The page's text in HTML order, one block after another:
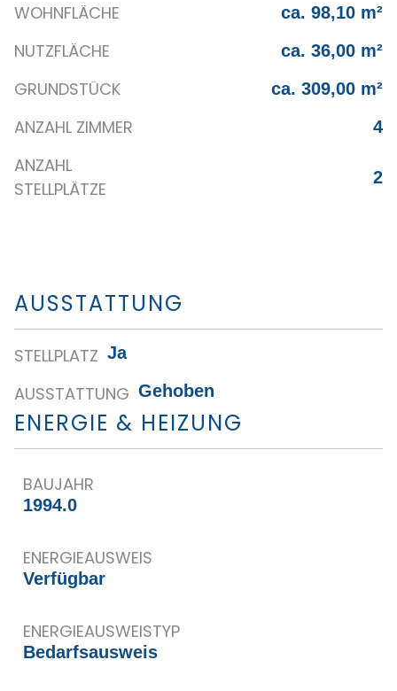
WOHNFLÄCHE ca. 98,10 m²
NUTZFLÄCHE ca. 36,00 m²
GRUNDSTÜCK ca. 309,00 m²
ANZAHL ZIMMER 4
ANZAHL
STELLPLÄTZE
2
AUSSTATTUNG
STELLPLATZ Ja
AUSSTATTUNG Gehoben
ENERGIE & HEIZUNG
BAUJAHR
1994.0
ENERGIEAUSWEIS
Verfügbar
ENERGIE­AUSWEISTYP
Bedarfsausweis